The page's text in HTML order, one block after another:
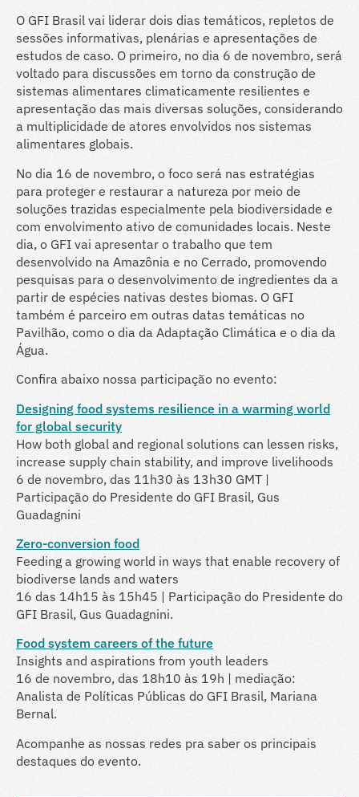
O GFI Brasil vai liderar dois dias temáticos, repletos de
sessões informativas, plenárias e apresentações de
estudos de caso. O primeiro, no dia 6 de novembro, será
voltado para discussões em torno da construção de
sistemas alimentares climaticamente resilientes e
apresentação das mais diversas soluções, considerando
a multiplicidade de atores envolvidos nos sistemas
alimentares globais.
No dia 16 de novembro, o foco será nas estratégias
para proteger e restaurar a natureza por meio de
soluções trazidas especialmente pela biodiversidade e
com envolvimento ativo de comunidades locais. Neste
dia, o GFI vai apresentar o trabalho que tem
desenvolvido na Amazônia e no Cerrado, promovendo
pesquisas para o desenvolvimento de ingredientes da a
partir de espécies nativas destes biomas. O GFI
também é parceiro em outras datas temáticas no
Pavilhão, como o dia da Adaptação Climática e o dia da
Água.
Confira abaixo nossa participação no evento:
Designing food systems resilience in a warming world
for global security
How both global and regional solutions can lessen risks,
increase supply chain stability, and improve livelihoods
6 de novembro, das 11h30 às 13h30 GMT |
Participação do Presidente do GFI Brasil, Gus
Guadagnini
Zero-conversion food
Feeding a growing world in ways that enable recovery of
biodiverse lands and waters
16 das 14h15 às 15h45 | Participação do Presidente do
GFI Brasil, Gus Guadagnini.
Food system careers of the future
Insights and aspirations from youth leaders
16 de novembro, das 18h10 às 19h | mediação:
Analista de Políticas Públicas do GFI Brasil, Mariana
Bernal.
Acompanhe as nossas redes pra saber os principais
destaques do evento.